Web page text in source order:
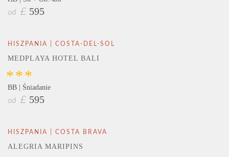
od £ 595
HISZPANIA | COSTA-DEL-SOL
MEDPLAYA HOTEL BALI
***
BB | Śniadanie
od £ 595
HISZPANIA | COSTA BRAVA
ALEGRIA MARIPINS